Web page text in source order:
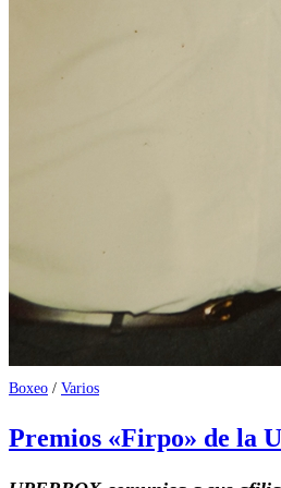
Boxeo / Varios
Premios «Firpo» de la